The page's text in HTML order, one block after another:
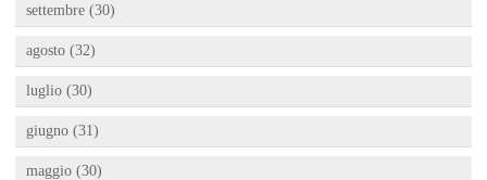
settembre (30)
agosto (32)
luglio (30)
giugno (31)
maggio (30)